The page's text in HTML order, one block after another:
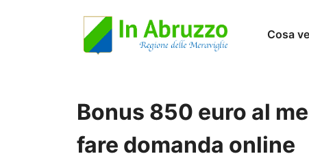
Cosa
Bonus 850 euro al
fare domanda online